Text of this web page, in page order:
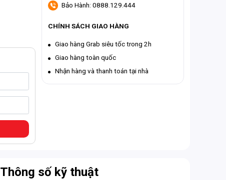
Bảo Hành: 0888.129.444
CHÍNH SÁCH GIAO HÀNG
Giao hàng Grab siêu tốc trong 2h
Giao hàng toàn quốc
Nhận hàng và thanh toán tại nhà
Thông số kỹ thuật